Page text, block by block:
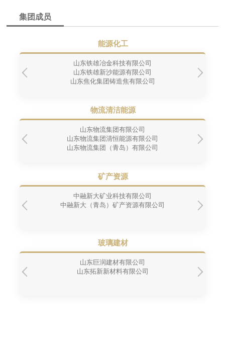
集团成员
能源化工
山东铁雄冶金科技有限公司
山东铁雄新沙能源有限公司
山东焦化集团铸造焦有限公司
物流清洁能源
山东物流集团有限公司
山东物流集团清恒能源有限公司
山东物流集团（青岛）有限公司
矿产资源
中融新大矿业科技有限公司
中融新大（青岛）矿产资源有限公司
玻璃建材
山东巨润建材有限公司
山东拓新新材料有限公司